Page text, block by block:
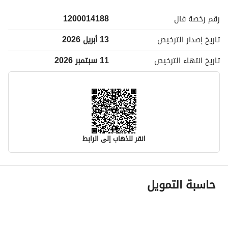
رقم رخصة فال
1200014188
تاريخ إصدار الترخيص
13 أبريل 2026
تاريخ انتهاء الترخيص 11 سبتمبر 2026
انقر للذهاب إلى الرابط
معلومات مسؤول الإعلان
اسم المسؤول
حاسبة التمويل